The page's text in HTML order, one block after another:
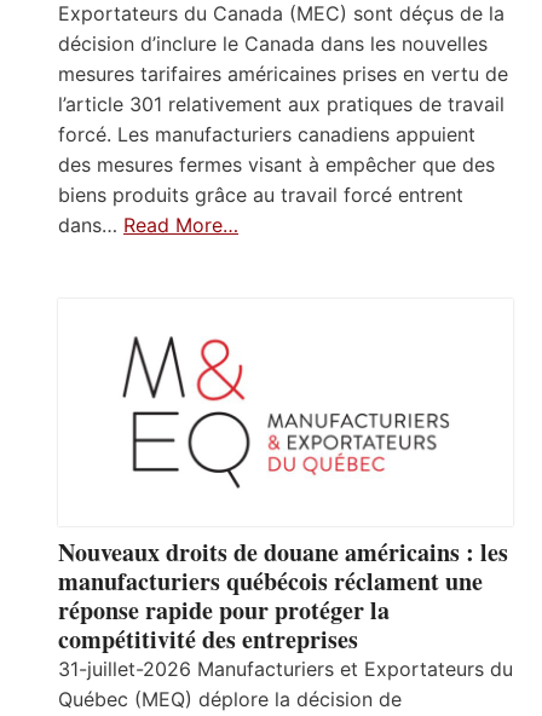
Exportateurs du Canada (MEC) sont déçus de la
décision d’inclure le Canada dans les nouvelles
mesures tarifaires américaines prises en vertu de
l’article 301 relativement aux pratiques de travail
forcé. Les manufacturiers canadiens appuient
des mesures fermes visant à empêcher que des
biens produits grâce au travail forcé entrent
dans… Read More…
Nouveaux droits de douane américains : les
manufacturiers québécois réclament une
réponse rapide pour protéger la
compétitivité des entreprises
31-juillet-2026 Manufacturiers et Exportateurs du
Québec (MEQ) déplore la décision de